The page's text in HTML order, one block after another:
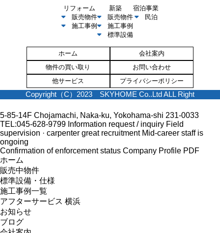
リフォーム
販売物件
施工事例
新築
販売物件
施工事例
標準設備
宿泊事業
民泊
ホーム
会社案内
物件の買い取り
お問い合わせ
他サービス
プライバシーポリシー
Copyright（C）2023 SKYHOME Co..Ltd ALL Right
5-85-14F Chojamachi, Naka-ku, Yokohama-shi 231-0033
TEL:045-628-9799 Information request / inquiry Field
supervision · carpenter great recruitment Mid-career staff is
ongoing
Confirmation of enforcement status Company Profile PDF
ホーム
販売中物件
標準設備・仕様
施工事例一覧
アフターサービス 横浜
お知らせ
ブログ